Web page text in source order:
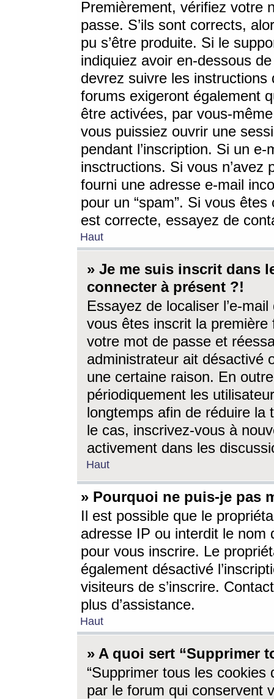
Premièrement, vérifiez votre
passe. S’ils sont corrects,
pu s’être produite. Si le
indiquiez avoir en-dessous
devrez suivre les
forums exigeront également
être activées, par vous-
vous puissiez ouvrir une
pendant l’inscription. Si un
insctructions. Si vous n’avez
fourni une adresse e-mail
pour un “spam”. Si vous
est correcte, essayez de
Haut
» Je me suis inscrit dans
connecter à présent ?!
Essayez de localiser l’e-
vous êtes inscrit la première
votre mot de passe et
administrateur ait désactivé
une certaine raison. En
périodiquement les
longtemps afin de réduire la
le cas, inscrivez-vous à
activement dans les
Haut
» Pourquoi ne puis-je pas
Il est possible que le
adresse IP ou interdit le nom
pour vous inscrire. Le
également désactivé
visiteurs de s’inscrire.
plus d’assistance.
Haut
» A quoi sert “Supprimer
“Supprimer tous les cookies
par le forum qui conservent